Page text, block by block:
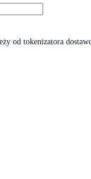
od tokenizatora